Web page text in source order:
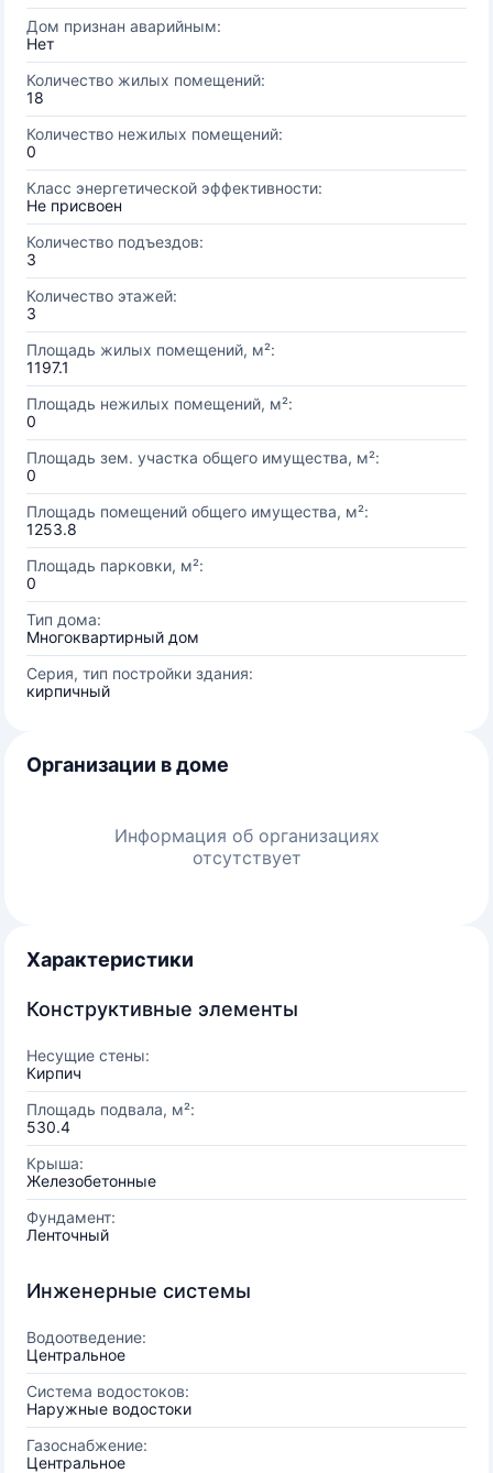
Дом признан аварийным:
Нет
Количество жилых помещений:
18
Количество нежилых помещений:
0
Класс энергетической эффективности:
Не присвоен
Количество подъездов:
3
Количество этажей:
3
Площадь жилых помещений, м²:
1197.1
Площадь нежилых помещений, м²:
0
Площадь зем. участка общего имущества, м²:
0
Площадь помещений общего имущества, м²:
1253.8
Площадь парковки, м²:
0
Тип дома:
Многоквартирный дом
Серия, тип постройки здания:
кирпичный
Организации в доме
Информация об организациях
отсутствует
Характеристики
Конструктивные элементы
Несущие стены:
Кирпич
Площадь подвала, м²:
530.4
Крыша:
Железобетонные
Фундамент:
Ленточный
Инженерные системы
Водоотведение:
Центральное
Система водостоков:
Наружные водостоки
Газоснабжение:
Центральное